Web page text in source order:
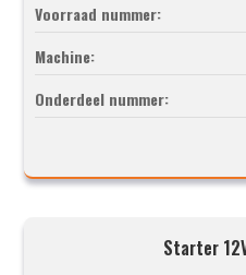
Voorraad nummer:
Machine:
Onderdeel nummer:
Starter